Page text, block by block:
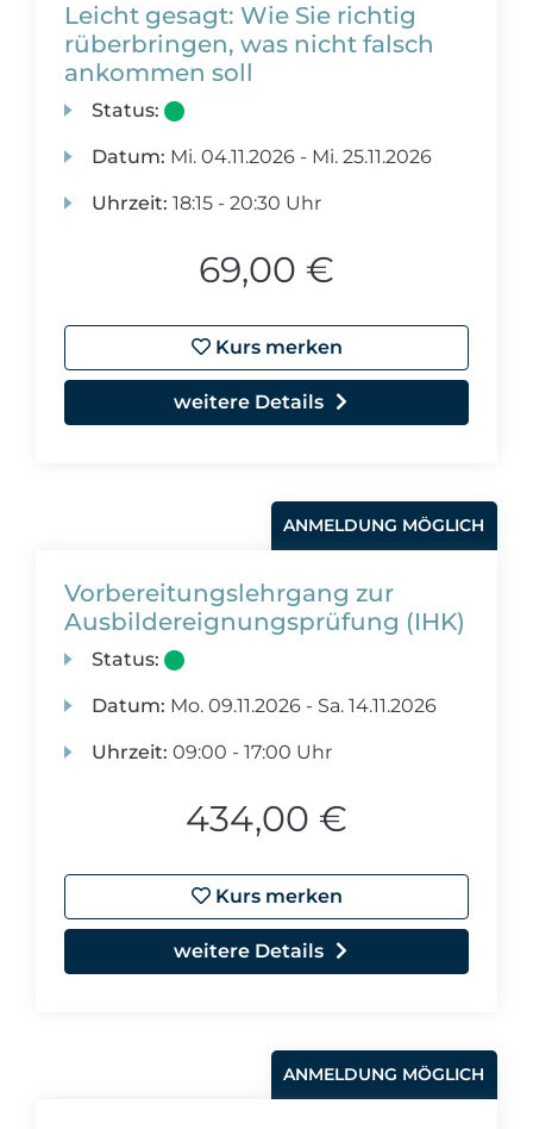
Leicht gesagt: Wie Sie richtig
rüberbringen, was nicht falsch
ankommen soll
Status:
Datum: Mi. 04.11.2026 - Mi. 25.11.2026
Uhrzeit: 18:15 - 20:30 Uhr
69,00 €
Kurs merken
weitere Details
ANMELDUNG MÖGLICH
Vorbereitungslehrgang zur
Ausbildereignungsprüfung (IHK)
Status:
Datum: Mo. 09.11.2026 - Sa. 14.11.2026
Uhrzeit: 09:00 - 17:00 Uhr
434,00 €
Kurs merken
weitere Details
ANMELDUNG MÖGLICH